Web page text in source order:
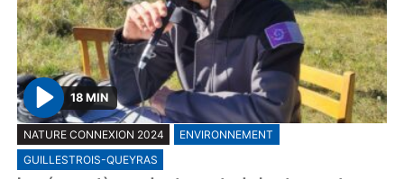
P
l
a
18 MIN
NATURE CONNEXION 2024
ENVIRONNEMENT
GUILLESTROIS-QUEYRAS